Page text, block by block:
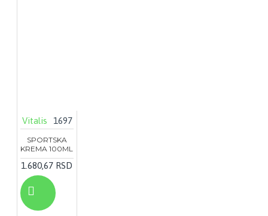
Vitalis 1697
SPORTSKA
KREMA 100ML
1.680,67 RSD